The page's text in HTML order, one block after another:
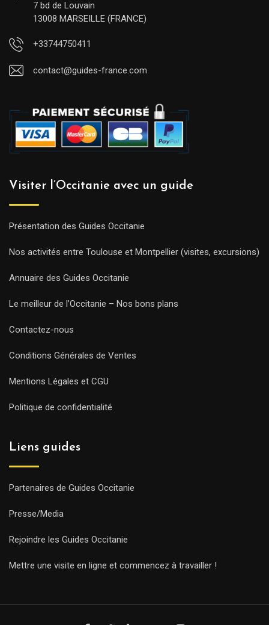
7 bd de Louvain
13008 MARSEILLE (FRANCE)
+33744750411
contact@guides-france.com
Visiter l’Occitanie avec un guide
Présentation des Guides Occitanie
Nos activités entre Toulouse et Montpellier (visites, excursions)
Annuaire des Guides Occitanie
Le meilleur de l’Occitanie – Nos bons plans
Contactez-nous
Conditions Générales de Ventes
Mentions Légales et CGU
Politique de confidentialité
Liens guides
Partenaires de Guides Occitanie
Presse/Media
Rejoindre les Guides Occitanie
Mettre une visite en ligne et commencez à travailler !